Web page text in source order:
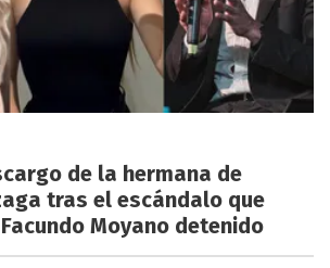
de la hermana de
tras el escándalo que
Moyano detenido